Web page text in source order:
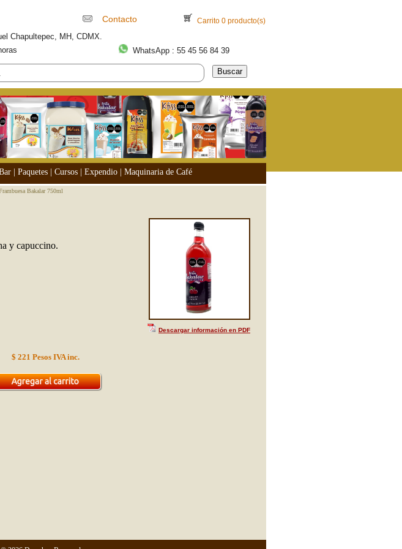
Contacto Carrito 0 producto(s)
Chapultepec, MH, CDMX.
WhatsApp: 55 45 56 84 39
Paquetes Cursos Expendio Maquinaria de Café
Bakalar 750ml
Descargar información en PDF
y capuccino.
$ 221 Pesos IVA inc.